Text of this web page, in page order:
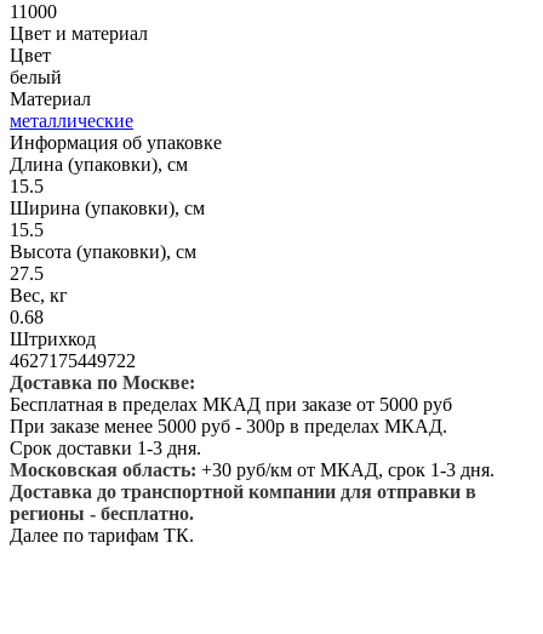
11000
Цвет и материал
Цвет
белый
Материал
металлические
Информация об упаковке
Длина (упаковки), см
15.5
Ширина (упаковки), см
15.5
Высота (упаковки), см
27.5
Вес, кг
0.68
Штрихкод
4627175449722
Доставка по Москве:
Бесплатная в пределах МКАД при заказе от 5000 руб
При заказе менее 5000 руб - 300р в пределах МКАД.
Срок доставки 1-3 дня.
Московская область: +30 руб/км от МКАД, срок 1-3 дня.
Доставка до транспортной компании для отправки в
регионы - бесплатно.
Далее по тарифам ТК.